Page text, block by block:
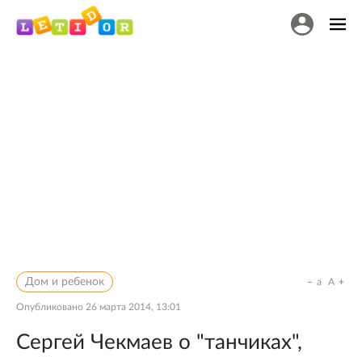
Дом и ребенок
Опубликовано 26 марта 2014, 13:01
a A
Сергей Чекмаев о "танчиках",